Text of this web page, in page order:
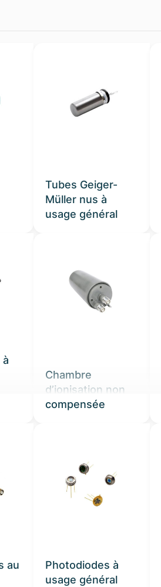
Tubes Geiger-
Müller nus à
usage général
à
Chambre
d’ionisation non
compensée
au
Photodiodes à
usage général